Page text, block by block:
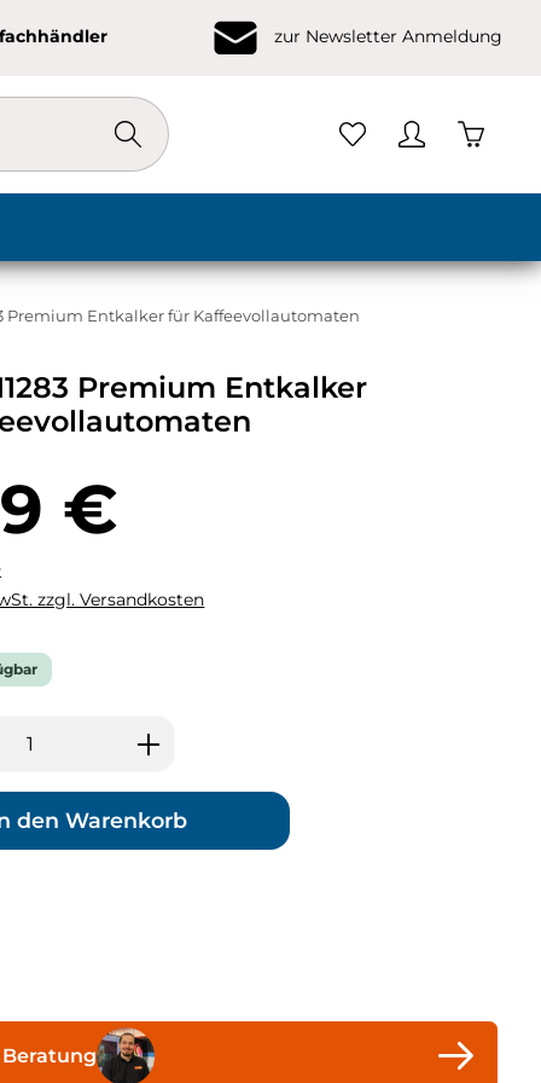
zur Newsletter Anmeldung
Premium Entkalker für Kaffeevollautomaten
Premium Entkalker
€
zzgl. Versandkosten
Gib den gewünschten Wert
den Warenkorb